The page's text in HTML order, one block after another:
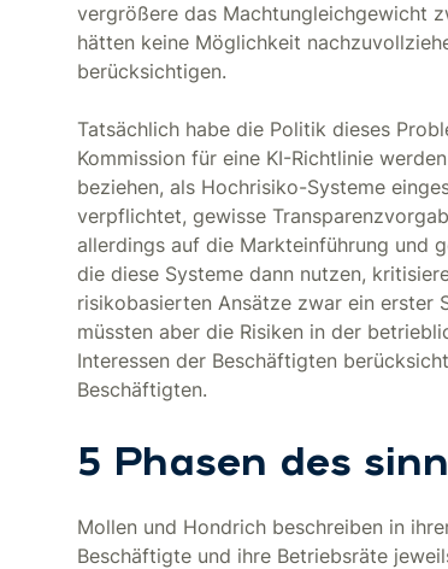
vergrößere das Machtungleichgewicht
hätten keine Möglichkeit
berücksichtigen.
Tatsächlich habe die Politik dieses
Kommission für eine KI-Richtlinie
beziehen, als Hochrisiko-Systeme
verpflichtet, gewisse
allerdings auf die Markteinführung und
die diese Systeme dann nutzen,
risikobasierten Ansätze zwar ein erster
müssten aber die Risiken in der
Interessen der Beschäftigten
Beschäftigten.
5 Phasen des
Mollen und Hondrich beschreiben in
Beschäftigte und ihre Betriebsräte